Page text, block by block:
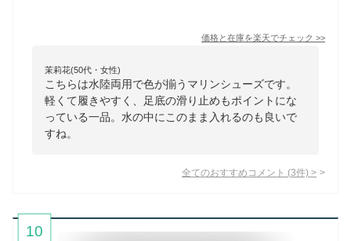
価格と在庫を楽天でチェック >>
茉莉花(50代・女性)
こちらは水陸両用で色が揃うマリンシューズです。
軽くて履きやすく、足底の滑り止めもポイントにな
っている一品。水の中にこのまま入れるのも良いで
すね。
全てのおすすめコメント (3件) >
10